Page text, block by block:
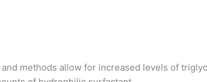
methods allow for increased levels of